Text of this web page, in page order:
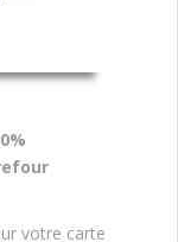
votre carte